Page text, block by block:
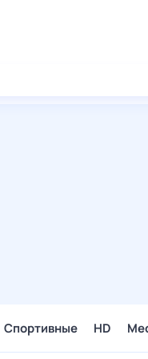
Спортивные HD